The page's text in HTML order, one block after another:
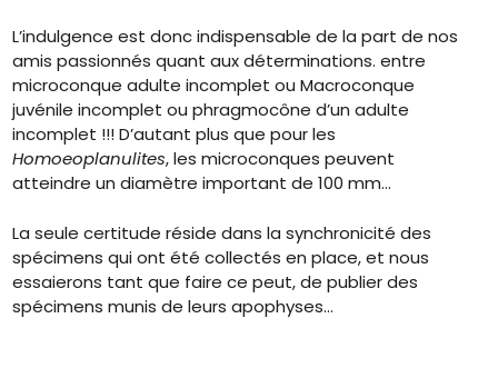
L’indulgence est donc indispensable de la part de nos
amis passionnés quant aux déterminations. entre
microconque adulte incomplet ou Macroconque
juvénile incomplet ou phragmocône d’un adulte
incomplet !!! D’autant plus que pour les
Homoeoplanulites, les microconques peuvent
atteindre un diamètre important de 100 mm…
La seule certitude réside dans la synchronicité des
spécimens qui ont été collectés en place, et nous
essaierons tant que faire ce peut, de publier des
spécimens munis de leurs apophyses…